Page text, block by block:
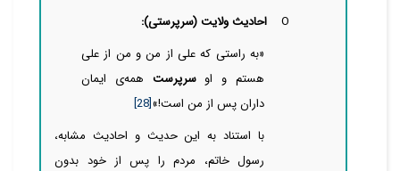
O
احادیث ولایت (سرپرستی):
«به راستی که علی از من و من از علی
هستم و اوسرپرست همه‌ی ایمان
داران پس از من است!»[28]
با استناد به این حدیث و احادیث مشابه،
رسول خاتم، مردم را پس از خود بدون